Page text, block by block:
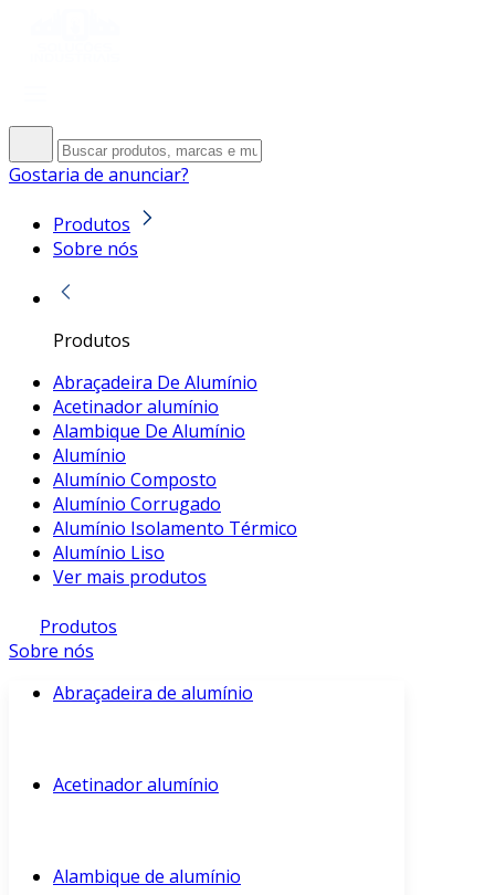
Gostaria de anunciar?
Produtos
Sobre nós
Produtos
Abraçadeira De Alumínio
Acetinador alumínio
Alambique De Alumínio
Alumínio
Alumínio Composto
Alumínio Corrugado
Alumínio Isolamento Térmico
Alumínio Liso
Ver mais produtos
Produtos
Sobre nós
Abraçadeira de alumínio
Acetinador alumínio
Alambique de alumínio